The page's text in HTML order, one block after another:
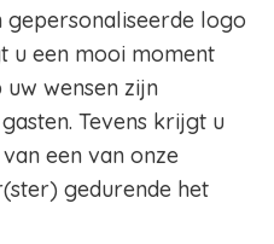
logo
u een mooi moment
wensen zijn
Tevens krijgt u
een van onze
gedurende het